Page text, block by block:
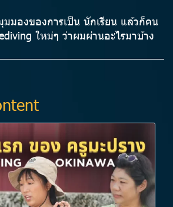
มมองของการเป็น นักเรียน แล้วก็คน
ใหม่ๆ ว่าผมผ่านอะไรมาบ้าง